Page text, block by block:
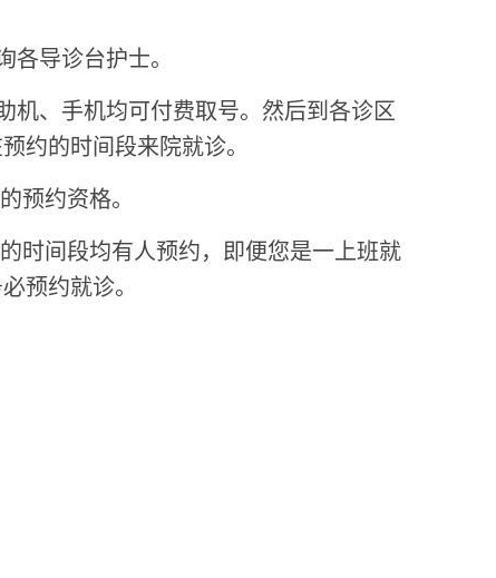
导诊台护士。
机、手机均可付费取号。然后到各诊区
约的时间段来院就诊。
预约资格。
时间段均有人预约，即便您是一上班就
预约就诊。